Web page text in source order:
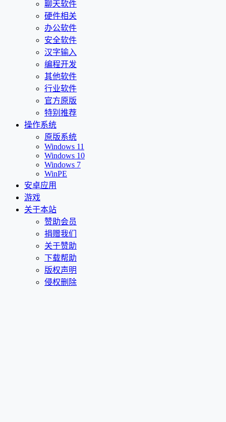
聊天软件
硬件相关
办公软件
安全软件
汉字输入
编程开发
其他软件
行业软件
官方原版
特别推荐
操作系统
原版系统
Windows 11
Windows 10
Windows 7
WinPE
安卓应用
游戏
关于本站
赞助会员
捐赠我们
关于赞助
下载帮助
版权声明
侵权删除